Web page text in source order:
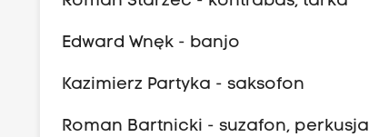
Edward Wnęk - banjo
Kazimierz Partyka - saksofon
Roman Bartnicki - suzafon, perkusja